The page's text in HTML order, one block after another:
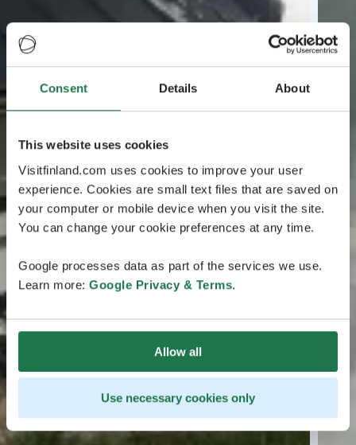
Consent Details About
This website uses cookies
Visitfinland.com uses cookies to improve your user
experience. Cookies are small text files that are saved on
your computer or mobile device when you visit the site.
You can change your cookie preferences at any time.
Google processes data as part of the services we use.
Learn more: Google Privacy & Terms.
Allow all
Use necessary cookies only